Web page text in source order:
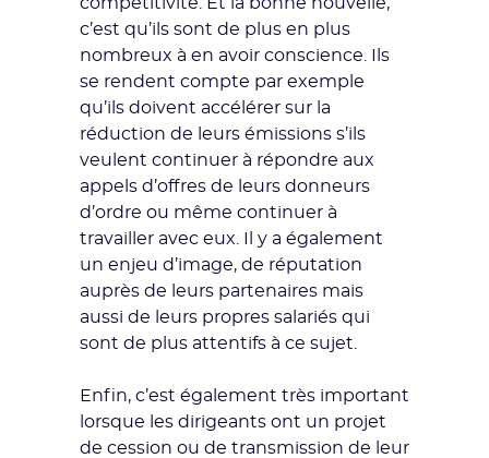
c’est qu’ils sont de plus en plus
nombreux à en avoir conscience. Ils
se rendent compte par exemple
qu’ils doivent accélérer sur la
réduction de leurs émissions s’ils
veulent continuer à répondre aux
appels d’offres de leurs donneurs
d’ordre ou même continuer à
travailler avec eux. Il y a également
un enjeu d’image, de réputation
auprès de leurs partenaires mais
aussi de leurs propres salariés qui
sont de plus attentifs à ce sujet.
Enfin, c’est également très important
lorsque les dirigeants ont un projet
de cession ou de transmission de leur